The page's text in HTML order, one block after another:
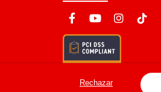
Rechazar